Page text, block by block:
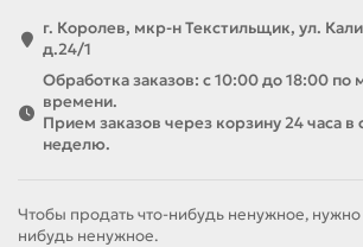
г. Королев, мкр-н Текстильщик, ул.
д.24/1
Обработка заказов: с 10:00 до 18:00 по
времени.
Прием заказов через корзину 24 часа в
неделю.
Чтобы продать что-нибудь ненужное, нужно
нибудь ненужное.